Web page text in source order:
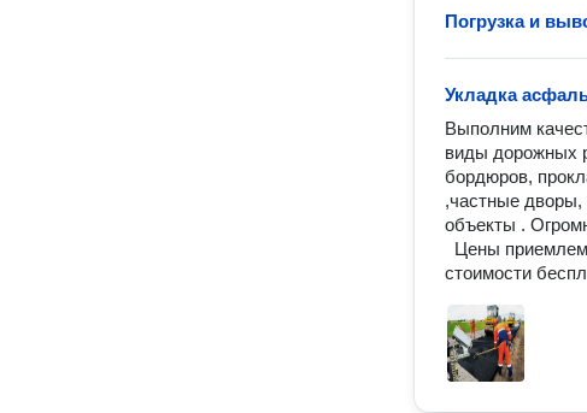
Погрузка и
Укладка
Выполним
виды дорожных
бордюров,
,частные дворы,
объекты .
стоимости